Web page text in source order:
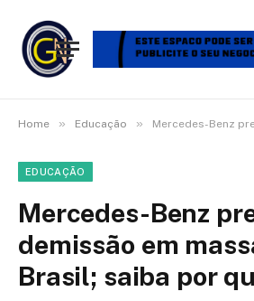
Home » Educação » Mercedes-Benz prevê
EDUCAÇÃO
Mercedes-Benz
demissão em
Brasil; saiba por